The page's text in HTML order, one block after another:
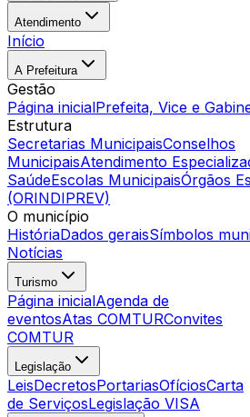
Atendimento
Início
A Prefeitura
Gestão
Página inicialPrefeita, Vice e
Estrutura
Secretarias MunicipaisConselhos
MunicipaisAtendimento
SaúdeEscolas MunicipaisÓrgãos
(ORINDIPREV)
O município
HistóriaDados geraisSímbolos
Notícias
Turismo
Página inicialAgenda de
eventosAtas COMTURConvites
COMTUR
Legislação
LeisDecretosPortariasOfíciosCarta
de ServiçosLegislação VISA